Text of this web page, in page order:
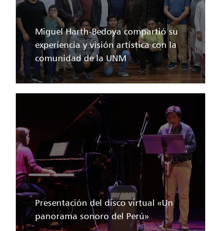
Miguel Harth-Bedoya compartió su
experiencia y visión artística con la
comunidad de la UNM
Presentación del disco virtual «Un
panorama sonoro del Perú»